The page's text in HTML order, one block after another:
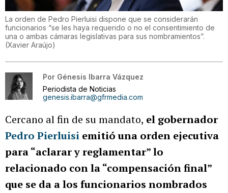
La orden de Pedro Pierluisi dispone que se considerarán
funcionarios “se les haya requerido o no el consentimiento de
una o ambas cámaras legislativas para sus nombramientos”.
(Xavier Araújo)
Por Génesis Ibarra Vázquez
Periodista de Noticias
genesis.ibarra@gfrmedia.com
Cercano al fin de su mandato, el gobernador
Pedro Pierluisi emitió una orden ejecutiva
para “aclarar y reglamentar” lo
relacionado con la “compensación final”
que se da a los funcionarios nombrados